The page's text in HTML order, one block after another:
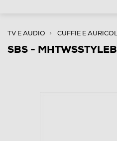
TV E AUDIO CUFFIE E
SBS -